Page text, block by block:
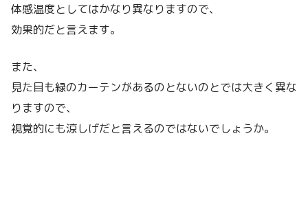
体感温度としてはかなり異なりますので、
効果的だと言えます。
また、
見た目も緑のカーテンがあるのとないのとでは大きく異な
りますので、
視覚的にも涼しげだと言えるのではないでしょうか。